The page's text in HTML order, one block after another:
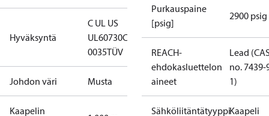
Hyväksyntä
C UL US
UL60730CE
0035TÜV
Johdon väri Musta
Kaapelin
Purkauspaine
[psig]
2900 psig
REACH-
ehdokasluettelon
aineet
Lead
no. 7439-
1)
SähköliitäntätyyppiKaapeli